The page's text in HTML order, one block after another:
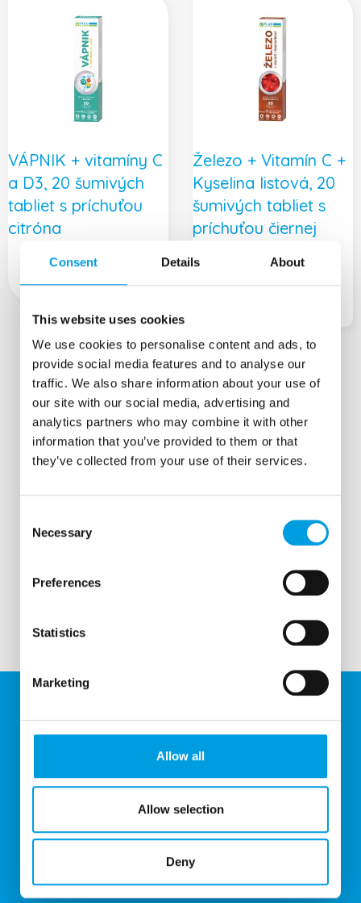
Consent Details About
This website uses cookies
We use cookies to personalise content and ads, to
provide social media features and to analyse our
traffic. We also share information about your use of
our site with our social media, advertising and
analytics partners who may combine it with other
information that you’ve provided to them or that
they’ve collected from your use of their services.
Selection
Necessary
Preferences
Statistics
Marketing
Allow all
Allow selection
Deny
VÁPNIK + vitamíny C
a D3, 20 šumivých
tabliet s príchuťou
citróna
3,89€
Železo + Vitamín C +
Kyselina listová, 20
šumivých tabliet s
príchuťou čiernej
Poskytujeme zľavy z doplatkov na receptové lieky až do